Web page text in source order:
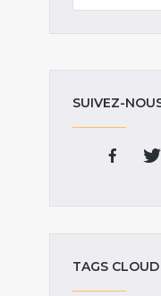
SUIVEZ-
TAGS CLOUD